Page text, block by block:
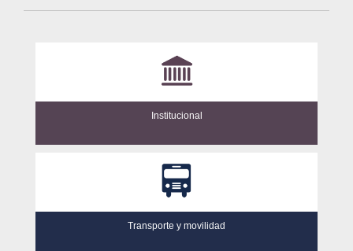
Institucional
Transporte y movilidad